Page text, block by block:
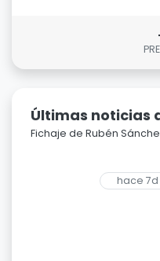
Últimas noticias
Fichaje de Rubén
hace 7d